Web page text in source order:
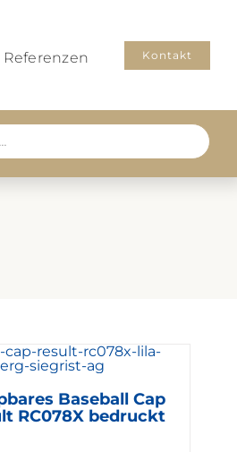
Referenzen Kontakt
Baseball Cap
RC078X bedruckt